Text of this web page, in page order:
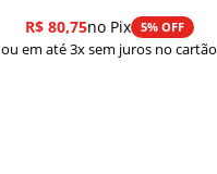
R$80,75no Pix 5% OFF
ou em até 3x sem juros no cartão